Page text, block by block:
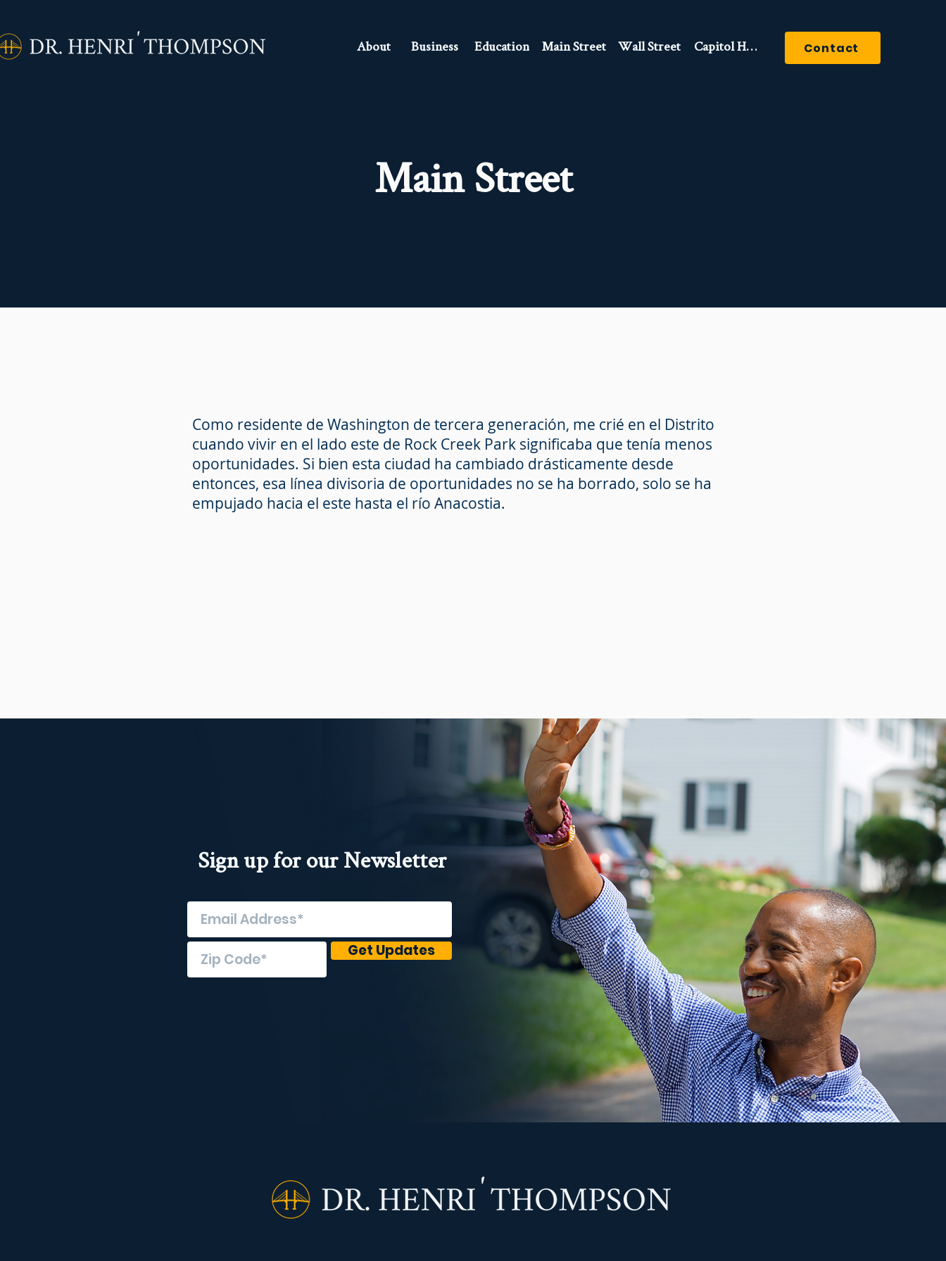
About Business Education Main Street Wall Street Capitol Hill Contact
Main Street
Como residente de Washington de tercera generación, me crié en el Distrito
cuando vivir en el lado este de Rock Creek Park significaba que tenía menos
oportunidades. Si bien esta ciudad ha cambiado drásticamente desde
entonces, esa línea divisoria de oportunidades no se ha borrado, solo se ha
empujado hacia el este hasta el río Anacostia.
Sign up for our Newsletter
Get Updates